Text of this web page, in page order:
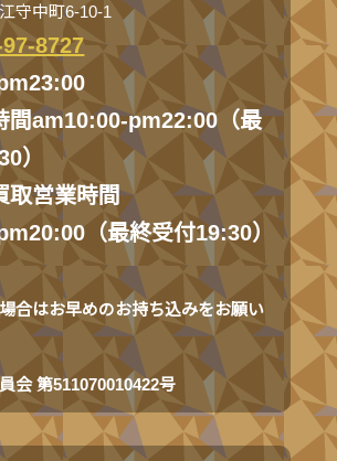
守中町6-10-1
8727
間am10:00-pm22:00（最
）
取営業時間
（最終受付19:30）
合はお早めのお持ち込みをお願い
会 第511070010422号